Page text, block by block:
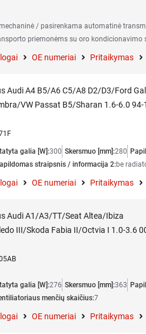
/ pasirenkama automatinė
priemonėms su oro kondicionavimo
OE numeriai Pritaikymas
Audi A4 B5/A6 C5/A8 D2/D3/Ford
VW Passat B5/Sharan 1.6-6.0 94-
galia [W]:300 Skersmuo [mm]:280
straipsnis / informacija 2:be
OE numeriai Pritaikymas
Audi A1/A3/TT/Seat Altea/Ibiza
III/Skoda Fabia II/Octvia I 1.0-3.6
galia [W]:276 Skersmuo [mm]:363
menčių skaičius:7
OE numeriai Pritaikymas